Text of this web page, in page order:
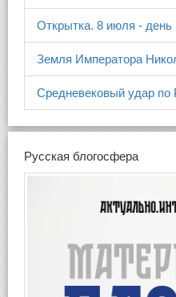
Открытка. 8 июля -
Земля Императора
Средневековый удар по
Русская блогосфера